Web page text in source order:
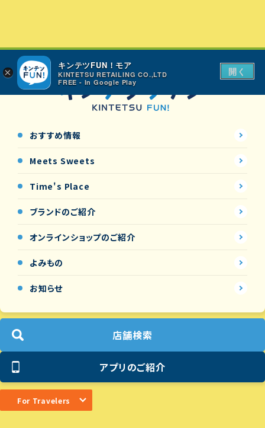
おすすめ情報
Meets Sweets
Time's Place
ブランドのご紹介
オンラインショップのご紹介
よみもの
お知らせ
店舗検索
アプリのご紹介
For Travelers
×
キンテツFUN！モア
KINTETSU RETAILING CO.,LTD
FREE - In Google Play
開く